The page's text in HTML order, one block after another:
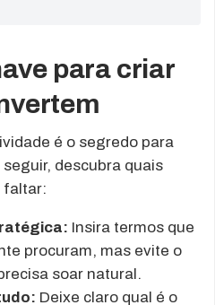
para criar
é o segredo para
descubra quais
faltar:
Insira termos que
procuram, mas evite o
soar natural.
Deixe claro qual é o